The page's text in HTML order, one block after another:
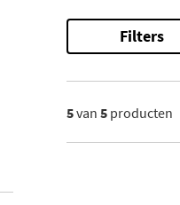
Filters
5van 5 producten